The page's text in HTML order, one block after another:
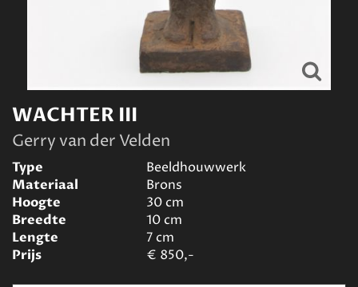
WACHTER III
Gerry van der Velden
Type
Beeldhouwwerk
Materiaal
Brons
Hoogte
30cm
Breedte
10cm
Lengte
7cm
Prijs
€ 850,-